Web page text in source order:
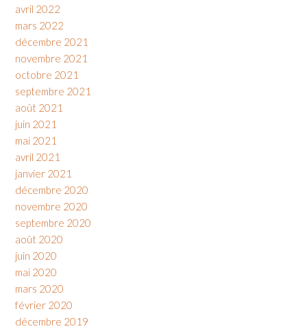
avril 2022
mars 2022
décembre 2021
novembre 2021
octobre 2021
septembre 2021
août 2021
juin 2021
mai 2021
avril 2021
janvier 2021
décembre 2020
novembre 2020
septembre 2020
août 2020
juin 2020
mai 2020
mars 2020
février 2020
décembre 2019